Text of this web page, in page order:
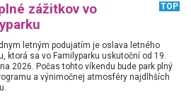
zážitkov vo
TOP
letným podujatím je oslava letného
ktorá sa vo Familyparku uskutoční od 19.
2026. Počas tohto víkendu bude park plný
a výnimočnej atmosféry najdlhších